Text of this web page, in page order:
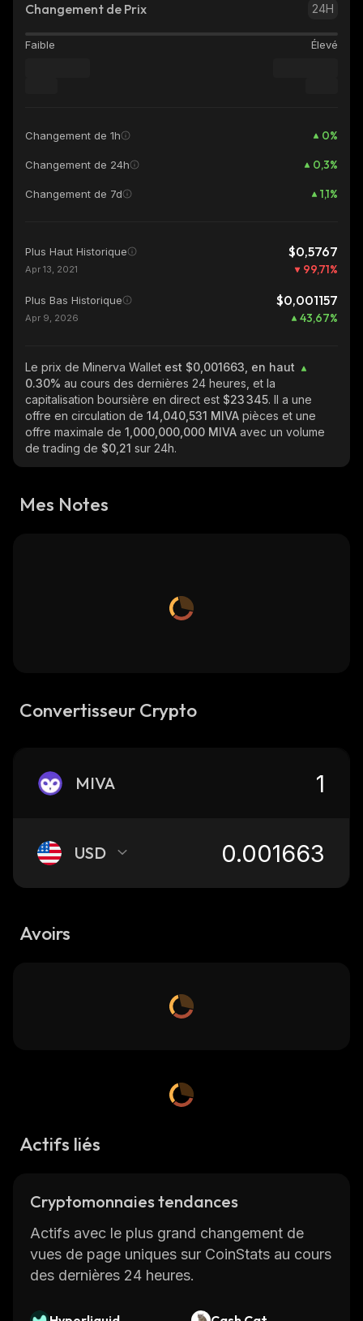
Changement de Prix 24H
Faible Élevé
Changement de 1h 0%
Changement de 24h 0,3%
Changement de 7d 1,1%
Plus Haut Historique $0,5767
Apr 13, 2021 99,71%
Plus Bas Historique $0,001157
Apr 9, 2026 43,67%
Le prix de Minerva Wallet est $0,001663, en haut
0.30% au cours des dernières 24 heures, et la
capitalisation boursière en direct est $23 345. Il a une
offre en circulation de 14,040,531 MIVA pièces et une
offre maximale de 1,000,000,000 MIVA avec un volume
de trading de $0,21 sur 24h.
Mes Notes
Convertisseur Crypto
MIVA
USD
Avoirs
Actifs liés
Cryptomonnaies tendances
Actifs avec le plus grand changement de
vues de page uniques sur CoinStats au cours
des dernières 24 heures.